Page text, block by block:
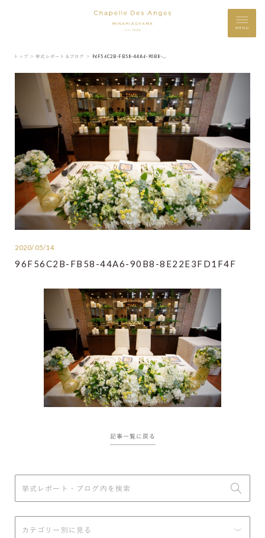
MENU
トップ ＞ 挙式レポート＆ブログ ＞ 96F56C2B-FB58-44A6-90B8-8E22E3FD1F4F
2020/05/14
96F56C2B-FB58-44A6-90B8-8E22E3FD1F4F
記事一覧に戻る